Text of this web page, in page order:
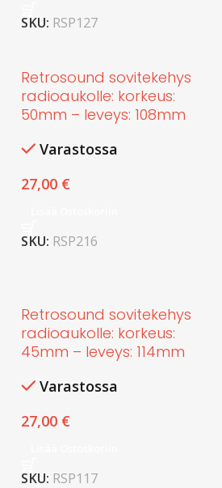
SKU: RSP127
Retrosound sovitekehys
radioaukolle: korkeus:
50mm – leveys: 108mm
Varastossa
27,00 €
SKU: RSP216
Retrosound sovitekehys
radioaukolle: korkeus:
45mm – leveys: 114mm
Varastossa
27,00 €
SKU: RSP117